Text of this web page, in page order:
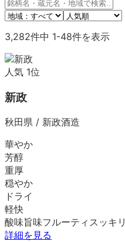
3,282件中 1-48件を表示
人気 1位
新政
秋田県 / 新政酒造
華やか
芳醇
重厚
穏やか
ドライ
軽快
酸味旨味フルーティ スッキリ
詳細を見る